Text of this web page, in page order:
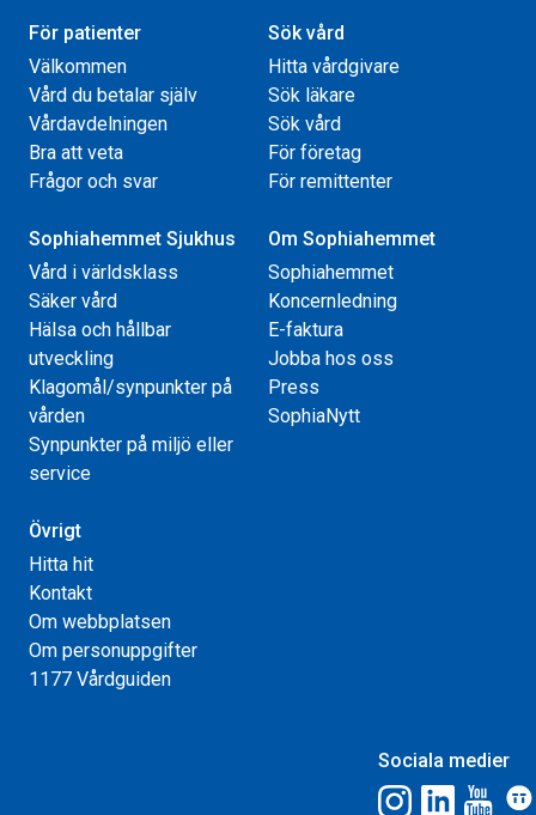
För patienter
Välkommen
Vård du betalar själv
Vårdavdelningen
Bra att veta
Frågor och svar
Sök vård
Hitta vårdgivare
Sök läkare
Sök vård
För företag
För remittenter
Sophiahemmet Sjukhus
Vård i världsklass
Säker vård
Hälsa och hållbar
utveckling
Klagomål/synpunkter på
vården
Synpunkter på miljö eller
service
Om Sophiahemmet
Sophiahemmet
Koncernledning
E-faktura
Jobba hos oss
Press
SophiaNytt
Övrigt
Hitta hit
Kontakt
Om webbplatsen
Om personuppgifter
1177 Vårdguiden
Sociala medier